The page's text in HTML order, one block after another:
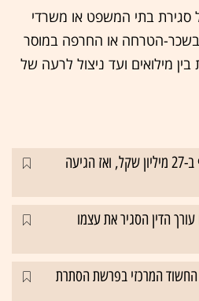
סגירת בתי המשפט או משרדי
הטרחה או החרפה במוסר
מילואים ועד ניצול לרעה של
המיליארדר מכר וילה בארסוף ב-27 מיליון שקל, ואז הגיעה
הדין הסגיר את עצמו
החשוד המרכזי בפרשת הסתרת